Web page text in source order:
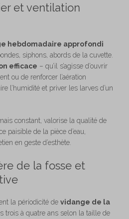
et ventilation
hebdomadaire approfondi
siphons, abords de la cuvette.
efficace – qu’il s’agisse d’ouvrir
ou de renforcer l’aération
l’humidité et priver les larves d’un
constant, valorise la qualité de
paisible de la pièce d’eau,
en geste d’esthète.
de la fosse et
la périodicité de vidange de la
trois à quatre ans selon la taille de